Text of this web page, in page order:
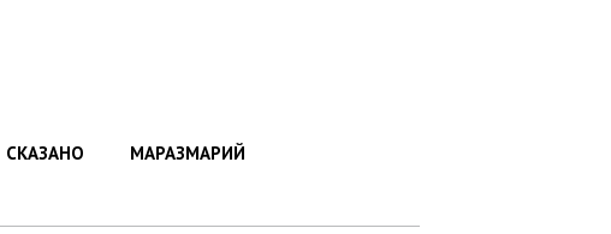
СКАЗАНО МАРАЗМАРИЙ